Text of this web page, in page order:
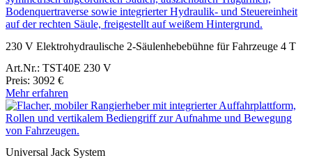
230 V Elektrohydraulische 2-Säulenhebebühne für Fahrzeuge 4 T
Art.Nr.: TST40E 230 V
Preis: 3092 €
Mehr erfahren
Universal Jack System